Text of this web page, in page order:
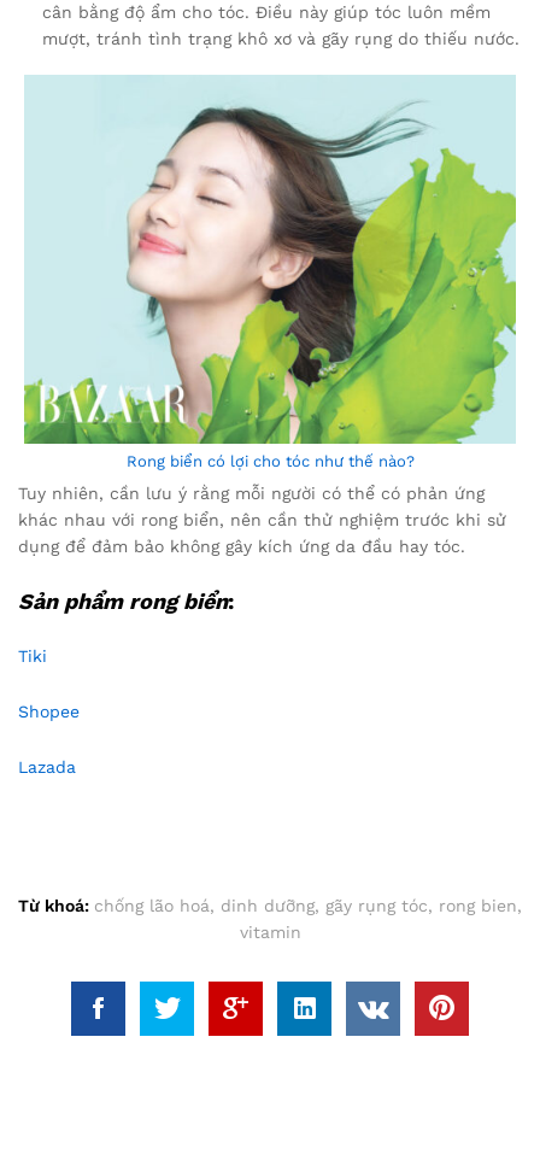
cân bằng độ ẩm cho tóc. Điều này giúp tóc luôn mềm
mượt, tránh tình trạng khô xơ và gãy rụng do thiếu nước.
Rong biển có lợi cho tóc như thế nào?
Tuy nhiên, cần lưu ý rằng mỗi người có thể có phản ứng
khác nhau với rong biển, nên cần thử nghiệm trước khi sử
dụng để đảm bảo không gây kích ứng da đầu hay tóc.
Sản phẩm rong biển:
Tiki
Shopee
Lazada
Từ khoá: chống lão hoá, dinh dưỡng, gãy rụng tóc, rong bien,
vitamin